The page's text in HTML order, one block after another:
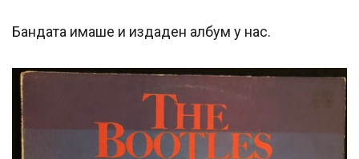
Бандата имаше и издаден албум у нас.